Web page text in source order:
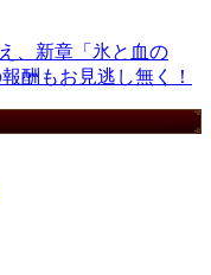
、新章「氷と血の
酬もお見逃し無く！